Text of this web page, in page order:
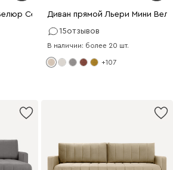
СерыйДиван прямой Льери Мини
15отзывов
В наличии: более 20 шт.
+107